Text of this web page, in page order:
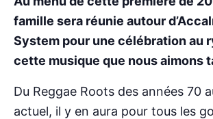
famille sera réunie autour
System pour une célébration au
cette musique que nous aimons
Du Reggae Roots des années 70
actuel, il y en aura pour tous les